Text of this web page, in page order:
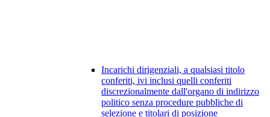
Incarichi dirigenziali, a qualsiasi titolo
conferiti, ivi inclusi quelli conferiti
discrezionalmente dall'organo di indirizzo
politico senza procedure pubbliche di
selezione e titolari di posizione